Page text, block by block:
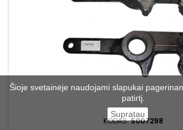
KODAS:5007298
Šioje svetainėje naudojami slapukai
patirtį.
Supratau